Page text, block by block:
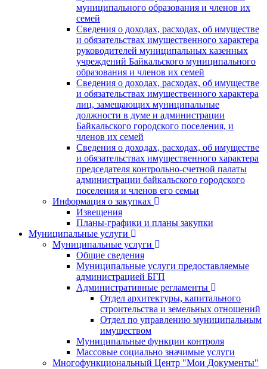
муниципального образования и членов их
семей
Сведения о доходах, расходах, об имуществе
и обязательствах имущественного характера
руководителей муниципальных казенных
учреждений Байкальского муниципального
образования и членов их семей
Сведения о доходах, расходах, об имуществе
и обязательствах имущественного характера
лиц, замещающих муниципальные
должности в думе и администрации
Байкальского городского поселения, и
членов их семей
Сведения о доходах, расходах, об имуществе
и обязательствах имущественного характера
председателя контрольно-счетной палаты
администрации байкальского городского
поселения и членов его семьи
Информация о закупках
Извещения
Планы-графики и планы закупки
Муниципальные услуги
Муниципальные услуги
Общие сведения
Муниципальные услуги предоставляемые
администрацией БГП
Административные регламенты
Отдел архитектуры, капитального
строительства и земельных отношений
Отдел по управлению муниципальным
имуществом
Муниципальные функции контроля
Массовые социально значимые услуги
Многофункциональный Центр "Мои Документы"